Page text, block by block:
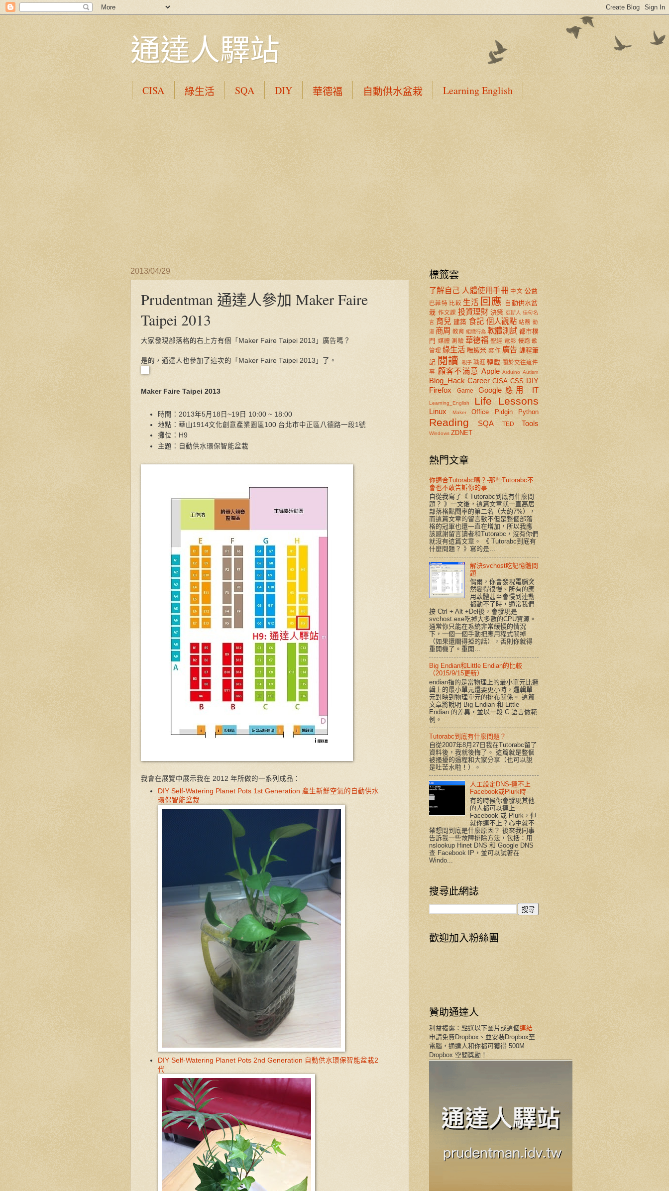
通達人驛站
CISA 綠生活 SQA DIY 華德福 自動供水盆栽 Learning English
2013/04/29
Prudentman 通達人參加 Maker Faire
Taipei 2013
大家發現部落格的右上方有個「Maker Faire Taipei 2013」廣告嗎？
是的，通達人也參加了這次的「Maker Faire Taipei 2013」了。
Maker Faire Taipei 2013
時間：2013年5月18日~19日 10:00 ~ 18:00
地點：華山1914文化創意產業園區100 台北市中正區八德路一段1號
攤位：H9
主題：自動供水環保智能盆栽
我會在展覽中展示我在 2012 年所做的一系列成品：
DIY Self-Watering Planet Pots 1st Generation 產生新鮮空氣的自動供水
環保智能盆栽
DIY Self-Watering Planet Pots 2nd Generation 自動供水環保智能盆栽2
代
標籤雲
了解自己 人體使用手冊 中文 公益
巴菲特 比較 生活 回應 自動供水盆
栽 作文課 投資理財 決策 亞斯人 佳句名
言 育兒 建築 食記 個人觀點 站務 動
漫 商周 教育 組織行為 軟體測試 都市樸
門 媒體 測驗 華德福 聖經 電影 慢跑 歌
管理 綠生活 嘸蝦米 寫作 廣告 課程筆
記 閱讀 親子 職涯 轉載 關於交往這件
事
顧客不滿意 Apple Arduino Autism
Blog_Hack Career CISA CSS DIY
Firefox
Game Google應用 IT
Learning_English Life Lessons
Linux Maker Office Pidgin Python
Reading SQA TED Tools
Windows ZDNET
熱門文章
你適合Tutorabc嗎？-那些Tutorabc不
會也不敢告訴你的事
自從我寫了《 Tutorabc到底有什麼問
題？ 》一文後，這篇文章就一直高居
部落格點閱率的第二名（大約7%），
而這篇文章的留言數不但是整個部落
格的冠軍也還一直在增加，所以我應
該感謝留言讀者和Tutorabc，沒有你們
就沒有這篇文章。 《 Tutorabc到底有
什麼問題？ 》寫的是...
解決svchost吃記憶體問
題
偶爾，你會發現電腦突
然變得很慢、所有的應
用軟體甚至會慢到連動
都動不了時，通常我們
按 Ctrl + Alt +Del後，會發現是
svchost.exe吃掉大多數的CPU資源。
通常你只能在系統非常緩慢的情況
下，一個一個手動把應用程式關掉
（如果還關得掉的話），否則你就得
重開機了。重開...
Big Endian和Little Endian的比較
（2015/9/15更新）
endian指的是當物理上的最小單元比邏
輯上的最小單元還要更小時，邏輯單
元對映到物理單元的排布關係。 這篇
文章將說明 Big Endian 和 Little
Endian 的差異，並以一段 C 語言做範
例。
Tutorabc到底有什麼問題？
自從2007年8月27日我在Tutorabc留了
資料後，我就後悔了。 這篇就是整個
被搔擾的過程和大家分享（也可以說
是吐苦水啦！）。
人工設定DNS-連不上
Facebook或Plurk時
有的時候你會發現其他
的人都可以連上
Facebook 或 Plurk，但
就你連不上？心中就不
禁想問到底是什麼原因？ 後來我同事
告訴我一些故障排除方法，包括：用
nslookup Hinet DNS 和 Google DNS
查 Facebook IP，並可以試著在
Windo...
搜尋此網誌
歡迎加入粉絲團
贊助通達人
利益揭露：點選以下圖片或這個連結
申請免費Dropbox、並安裝Dropbox至
電腦，通達人和你都可獲得 500M
Dropbox 空間獎勵！